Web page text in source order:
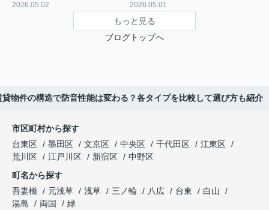
2026.05.02 2026.05.01
もっと見る
ブログトップへ
貸物件の構造で防音性能は変わる？各タイプを比較して選び方も紹介
市区町村から探す
台東区
墨田区 文京区 中央区 千代田区
江東区
荒川区
江戸川区 新宿区
中野区
町名から探す
吾妻橋
元浅草 浅草 三ノ輪 八広 台東
白山
湯島
両国
緑